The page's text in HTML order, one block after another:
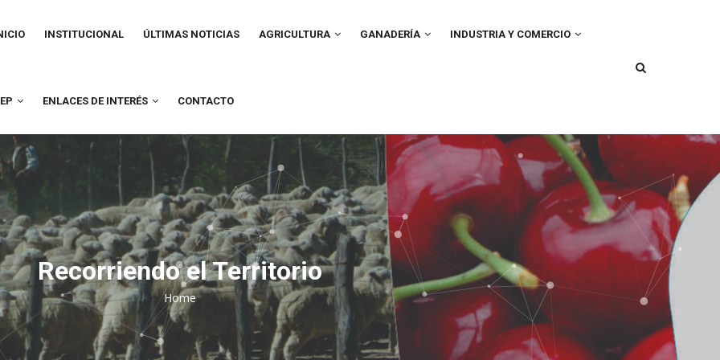
INSTITUCIONAL ÚLTIMAS NOTICIAS AGRICULTURA GANADERÍA INDUSTRIA Y COMERCIO
ENLACES DE INTERÉS CONTACTO
Recorriendo el Territorio
Breadcrumb
Home